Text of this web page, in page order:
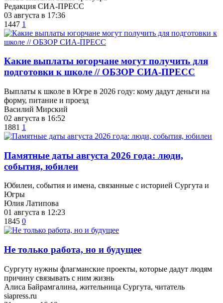
Редакция СИА-ПРЕСС
03 августа в 17:36
1447 1
Какие выплаты югорчане могут получить для
подготовки к школе // ОБЗОР СИА-ПРЕСС
Выплаты к школе в Югре в 2026 году: кому дадут деньги на
форму, питание и проезд
Василий Мирский
02 августа в 16:52
1881 1
​Памятные даты августа 2026 года: люди,
события, юбилеи
Юбилеи, события и имена, связанные с историей Сургута и
Югры
Юлия Латипова
01 августа в 12:23
1845 0
​Не только работа, но и будущее
Сургуту нужны флагманские проекты, которые дадут людям
причину связывать с ним жизнь
Алиса Байрамгалина, жительница Сургута, читатель
siapress.ru